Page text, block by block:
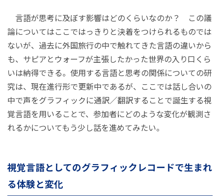
言語が思考に及ぼす影響はどのくらいなのか？ この議
論についてはここではっきりと決着をつけられるものでは
ないが、過去に外国旅行の中で触れてきた言語の違いから
も、サピアとウォーフが主張したかった世界の入り口くら
いは納得できる。使用する言語と思考の関係についての研
究は、現在進行形で更新中であるが、ここでは話し合いの
中で声をグラフィックに通訳／翻訳することで誕生する視
覚言語を用いることで、参加者にどのような変化が観測さ
れるかについてもう少し話を進めてみたい。
視覚言語としてのグラフィックレコードで生まれ
る体験と変化